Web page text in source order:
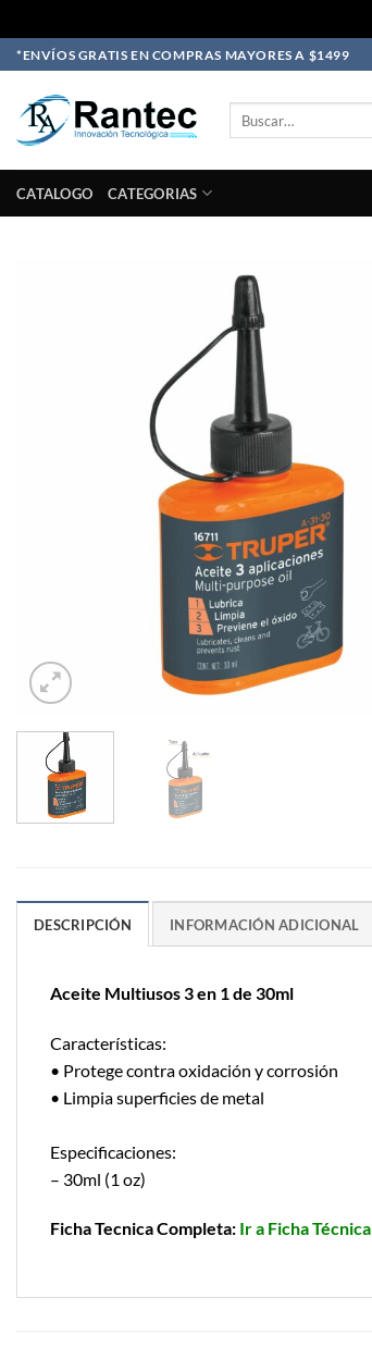
Skip
to
content
*ENVÍOS GRATIS EN COMPRAS MAYORES A $1499
CATALOGO CATEGORIAS
DESCRIPCIÓN INFORMACIÓN ADICIONAL
Aceite Multiusos 3 en 1 de 30ml
Características:
• Protege contra oxidación y corrosión
• Limpia superficies de metal
Especificaciones:
– 30ml (1 oz)
Ficha Tecnica Completa: Ir a Ficha Técnica